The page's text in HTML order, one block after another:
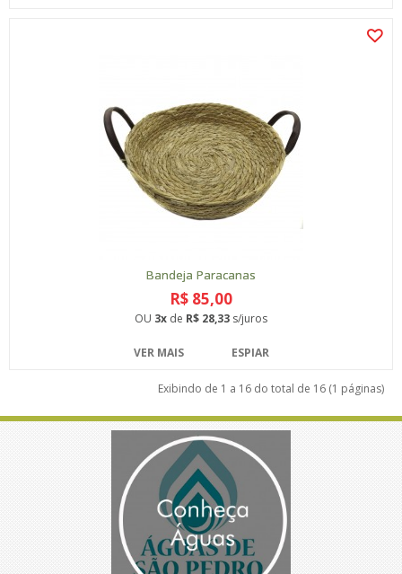
Bandeja Paracanas
R$ 85,00
OU 3x de R$ 28,33 s/juros
VER MAIS ESPIAR
Exibindo de 1 a 16 do total de 16 (1 páginas)